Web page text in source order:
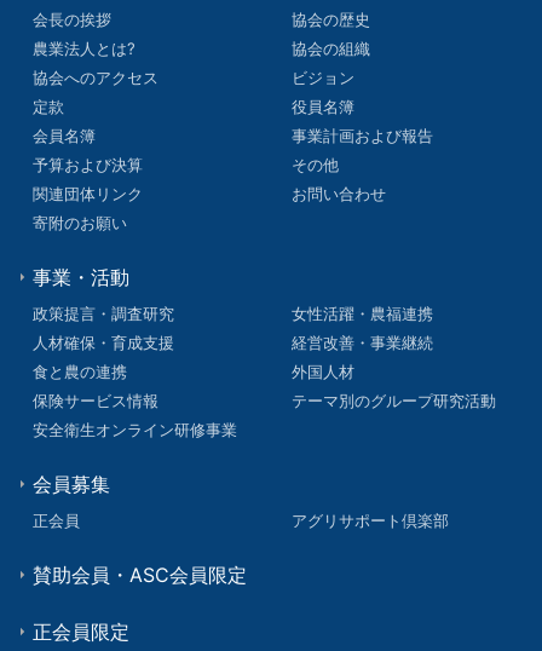
会長の挨拶
協会の歴史
農業法人とは?
協会の組織
協会へのアクセス
ビジョン
定款
役員名簿
会員名簿
事業計画および報告
予算および決算
その他
関連団体リンク
お問い合わせ
寄附のお願い
事業・活動
政策提言・調査研究
女性活躍・農福連携
人材確保・育成支援
経営改善・事業継続
食と農の連携
外国人材
保険サービス情報
テーマ別のグループ研究活動
安全衛生オンライン研修事業
会員募集
正会員 アグリサポート倶楽部
賛助会員・ASC会員限定
正会員限定